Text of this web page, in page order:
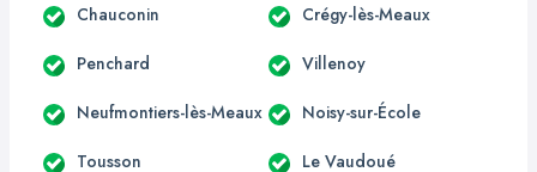
Chauconin Crégy-lès-Meaux
Penchard Villenoy
Neufmontiers-lès-Meaux Noisy-sur-École
Tousson Le Vaudoué